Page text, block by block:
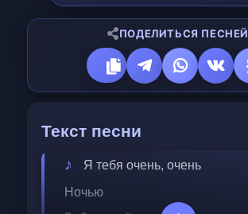
ПОДЕЛИТЬСЯ ПЕСНЕЙ
Текст песни
Я тебя очень, очень
Ночью